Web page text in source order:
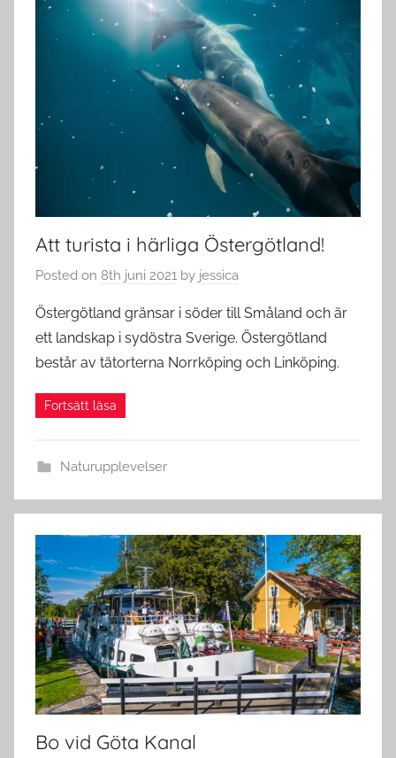
Att turista i härliga Östergötland!
Posted on 8th juni 2021 by jessica
Östergötland gränsar i söder till Småland och är
ett landskap i sydöstra Sverige. Östergötland
består av tätorterna Norrköping och Linköping.
Naturupplevelser
Bo vid Göta Kanal